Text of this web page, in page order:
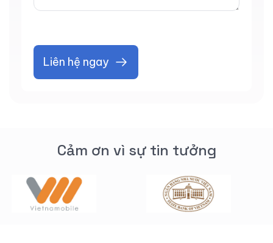
Liên hệ ngay
Cảm ơn vì sự tin tưởng